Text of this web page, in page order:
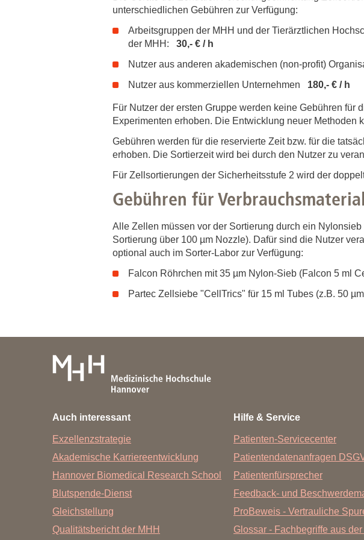
Zentrale Forschungseinrichtung Elektronenmikroskopie
Akademische Karriereentwicklung
Ansprechpersonen
Hannover Biomedical Research School (HBRS)
Für Postdoktorand:innen
Forschungsdatenpolicy
Dekanin für
Gute
GWP-Kommission
Ombudswesen und
unterschiedlichen Gebühren zur Verfügung:
Arbeitsgruppen der MHH und der Tierärztlichen
der MHH: 30,- € / h
Nutzer aus anderen akademischen (non-profit)
Nutzer aus kommerziellen Unternehmen 180,- € / h
Für Nutzer der ersten Gruppe werden keine Gebühren
Experimenten erhoben. Die Entwicklung neuer
Gebühren werden für die reservierte Zeit bzw. für die
erhoben. Die Sortierzeit wird bei durch den Nutzer zu
Für Zellsortierungen der Sicherheitsstufe 2 wird der
Gebühren für Verbrauchsmaterial
Alle Zellen müssen vor der Sortierung durch ein
Sortierung über 100 µm Nozzle). Dafür sind die Nutzer
optional auch im Sorter-Labor zur Verfügung:
Falcon Röhrchen mit 35 µm Nylon-Sieb (Falcon 5 ml
Partec Zellsiebe "CellTrics" für 15 ml Tubes (z.B. 50
Auch interessant
Exzellenzstrategie
Akademische Karriereentwicklung
Hannover Biomedical Research School
Blutspende-Dienst
Gleichstellung
Qualitätsbericht der MHH
Hilfe & Service
Patienten-Servicecenter
Patientendatenanfragen
Patientenfürsprecher
Feedback- und
ProBeweis - Vertrauliche
Glossar - Fachbegriffe aus